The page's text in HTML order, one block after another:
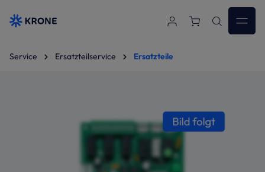
Zum Hauptinhalt springen
Service Ersatzteilservice Ersatzteile